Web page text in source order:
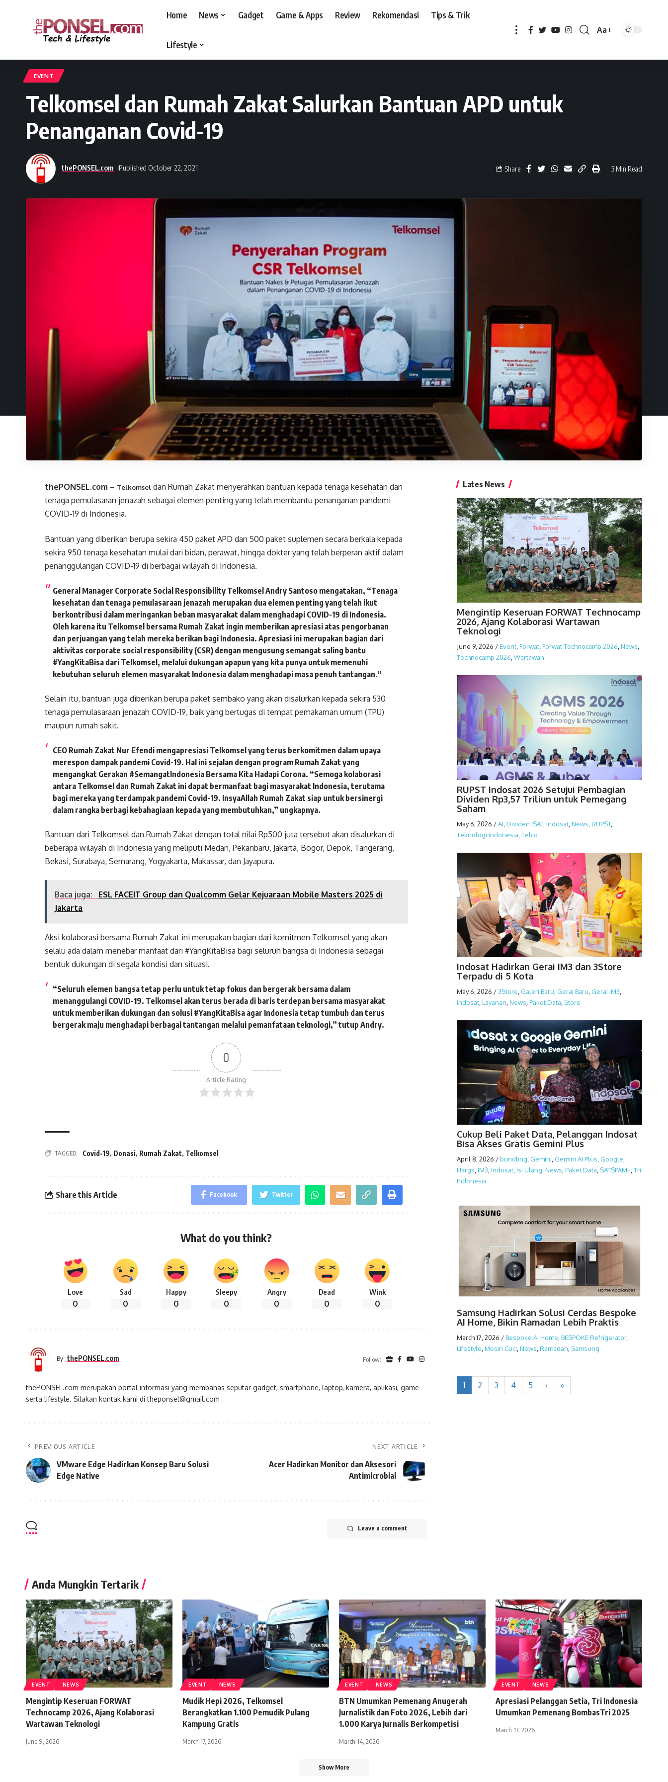
Home News Gadget Game & Apps Review Rekomendasi Tips & Trik
Lifestyle
Aa
EVENT
Telkomsel dan Rumah Zakat Salurkan Bantuan APD untuk
Penanganan Covid-19
thePONSEL.com Published October 22, 2021 Share 3 Min Read
thePONSEL.com – Telkomsel dan Rumah Zakat menyerahkan bantuan kepada tenaga kesehatan dan
tenaga pemulasaran jenazah sebagai elemen penting yang telah membantu penanganan pandemi
COVID-19 di Indonesia.
Bantuan yang diberikan berupa sekira 450 paket APD dan 500 paket suplemen secara berkala kepada
sekira 950 tenaga kesehatan mulai dari bidan, perawat, hingga dokter yang telah berperan aktif dalam
penanggulangan COVID-19 di berbagai wilayah di Indonesia.
General Manager Corporate Social Responsibility Telkomsel Andry Santoso mengatakan, “Tenaga
kesehatan dan tenaga pemulasaraan jenazah merupakan dua elemen penting yang telah ikut
berkontribusi dalam meringankan beban masyarakat dalam menghadapi COVID-19 di Indonesia.
Oleh karena itu Telkomsel bersama Rumah Zakat ingin memberikan apresiasi atas pengorbanan
dan perjuangan yang telah mereka berikan bagi Indonesia. Apresiasi ini merupakan bagian dari
aktivitas corporate social responsibility (CSR) dengan mengusung semangat saling bantu
#YangKitaBisa dari Telkomsel, melalui dukungan apapun yang kita punya untuk memenuhi
kebutuhan seluruh elemen masyarakat Indonesia dalam menghadapi masa penuh tantangan.”
Selain itu, bantuan juga diberikan berupa paket sembako yang akan disalurkan kepada sekira 530
tenaga pemulasaraan jenazah COVID-19, baik yang bertugas di tempat pemakaman umum (TPU)
maupun rumah sakit.
CEO Rumah Zakat Nur Efendi mengapresiasi Telkomsel yang terus berkomitmen dalam upaya
merespon dampak pandemi Covid-19. Hal ini sejalan dengan program Rumah Zakat yang
mengangkat Gerakan #SemangatIndonesia Bersama Kita Hadapi Corona. “Semoga kolaborasi
antara Telkomsel dan Rumah Zakat ini dapat bermanfaat bagi masyarakat Indonesia, terutama
bagi mereka yang terdampak pandemi Covid-19. InsyaAllah Rumah Zakat siap untuk bersinergi
dalam rangka berbagi kebahagiaan kepada yang membutuhkan,” ungkapnya.
Bantuan dari Telkomsel dan Rumah Zakat dengan total nilai Rp500 juta tersebut akan disalurkan di
beberapa wilayah di Indonesia yang meliputi Medan, Pekanbaru, Jakarta, Bogor, Depok, Tangerang,
Bekasi, Surabaya, Semarang, Yogyakarta, Makassar, dan Jayapura.
Baca juga:
ESL FACEIT Group dan Qualcomm Gelar Kejuaraan Mobile Masters 2025 di
Jakarta
Aksi kolaborasi bersama Rumah Zakat ini merupakan bagian dari komitmen Telkomsel yang akan
selalu ada dalam menebar manfaat dari #YangKitaBisa bagi seluruh bangsa di Indonesia sebagai
bentuk dukungan di segala kondisi dan situasi.
“Seluruh elemen bangsa tetap perlu untuk tetap fokus dan bergerak bersama dalam
menanggulangi COVID-19. Telkomsel akan terus berada di baris terdepan bersama masyarakat
untuk memberikan dukungan dan solusi #YangKitaBisa agar Indonesia tetap tumbuh dan terus
bergerak maju menghadapi berbagai tantangan melalui pemanfataan teknologi,” tutup Andry.
0
Article Rating
TAGGED: Covid-19, Donasi, Rumah Zakat, Telkomsel
Share this Article Facebook Twitter
What do you think?
Love
0
Sad
0
Happy
0
Sleepy
0
Angry
0
Dead
0
Wink
0
By thePONSEL.com Follow:
thePONSEL.com merupakan portal informasi yang membahas seputar gadget, smartphone, laptop, kamera, aplikasi, game
serta lifestyle. Silakan kontak kami di theponsel@gmail.com
PREVIOUS ARTICLE
VMware Edge Hadirkan Konsep Baru Solusi
Edge Native
NEXT ARTICLE
Acer Hadirkan Monitor dan Aksesori
Antimicrobial
Leave a comment
Lates News
Mengintip Keseruan FORWAT Technocamp
2026, Ajang Kolaborasi Wartawan
Teknologi
June 9, 2026 /Event,Forwat,Forwat Technocamp 2026,News,
Technocamp 2026,Wartawan
RUPST Indosat 2026 Setujui Pembagian
Dividen Rp3,57 Triliun untuk Pemegang
Saham
May 6, 2026 /AI Dividen ISAT, Indosat, News RUPST,
Teknologi Indonesia Telco
Indosat Hadirkan Gerai IM3 dan 3Store
Terpadu di 5 Kota
May 6, 2026 /3Store Galeri Baru Gerai Baru Gerai IM3
Indosat, Layanan News Paket Data Store
Cukup Beli Paket Data, Pelanggan Indosat
Bisa Akses Gratis Gemini Plus
April 8, 2026 /bundling Gemini Gemini AI Plus Google
Harga IM3 Indosat, Isi Ulang News Paket Data SATSPAM+, Tri
Indonesia
Samsung Hadirkan Solusi Cerdas Bespoke
AI Home, Bikin Ramadan Lebih Praktis
March 17, 2026 /Bespoke AI Home BESPOKE Refrigerator,
Lifestyle Mesin Cuci News Ramadan Samsung
1 2 3 4 5 › »
Anda Mungkin Tertarik
EVENT NEWS
Mengintip Keseruan FORWAT
Technocamp 2026, Ajang Kolaborasi
Wartawan Teknologi
June 9, 2026
EVENT NEWS
Mudik Hepi 2026, Telkomsel
Berangkatkan 1.100 Pemudik Pulang
Kampung Gratis
March 17, 2026
EVENT NEWS
BTN Umumkan Pemenang Anugerah
Jurnalistik dan Foto 2026, Lebih dari
1.000 Karya Jurnalis Berkompetisi
March 14, 2026
EVENT NEWS
Apresiasi Pelanggan Setia, Tri Indonesia
Umumkan Pemenang BombasTri 2025
March 13, 2026
Show More